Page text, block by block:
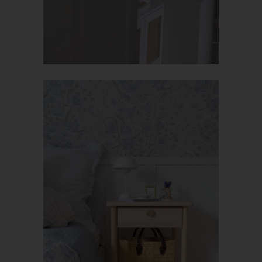
gesetzliche Pflicht zur Weitergabe besteht oder die Weitergabe
jederzeit abzuändern oder vollständig aus dem Datenbestand
des für die Verarbeitung Verantwortlichen löschen zu lassen.
personenbezogenen Daten über die betroffene Person
gespeichert sind. Ferner berichtigt oder löscht der für die